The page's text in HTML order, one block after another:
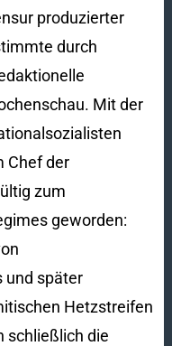
produzierter
durch
Mit der
Chef der
zum
geworden:
und später
Hetzstreifen
schließlich die